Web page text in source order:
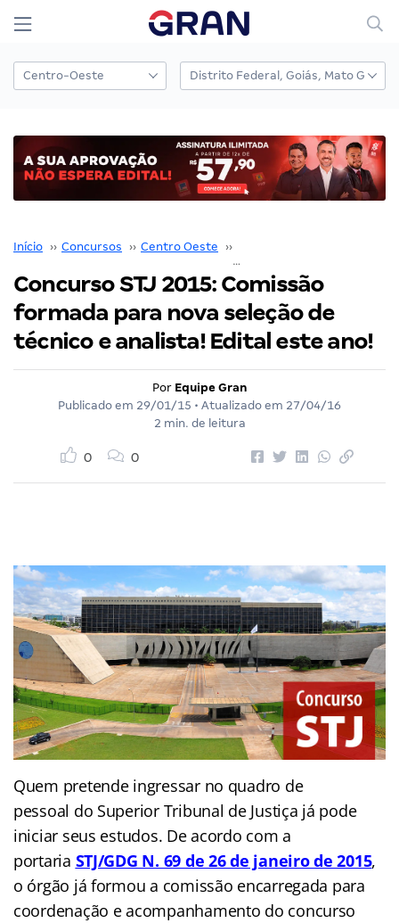
Início ›› Concursos ›› Centro Oeste ››
Concurso STJ 2015: Comissão
formada para nova seleção de
técnico e analista! Edital este ano!
Por Equipe Gran
Publicado em 29/01/15 • Atualizado em 27/04/16
2 min. de leitura
0 0
Quem pretende ingressar no quadro de
pessoal do Superior Tribunal de Justiça já pode
iniciar seus estudos. De acordo com a
portaria STJ/GDG N. 69 de 26 de janeiro de 2015,
o órgão já formou a comissão encarregada para
coordenação e acompanhamento do concurso